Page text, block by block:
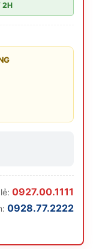
2H
0927.00.1111
0928.77.2222